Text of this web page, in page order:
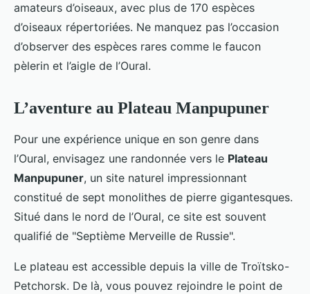
amateurs d’oiseaux, avec plus de 170 espèces
d’oiseaux répertoriées. Ne manquez pas l’occasion
d’observer des espèces rares comme le faucon
pèlerin et l’aigle de l’Oural.
L’aventure au Plateau Manpupuner
Pour une expérience unique en son genre dans
l’Oural, envisagez une randonnée vers le Plateau
Manpupuner, un site naturel impressionnant
constitué de sept monolithes de pierre gigantesques.
Situé dans le nord de l’Oural, ce site est souvent
qualifié de "Septième Merveille de Russie".
Le plateau est accessible depuis la ville de Troïtsko-
Petchorsk. De là, vous pouvez rejoindre le point de